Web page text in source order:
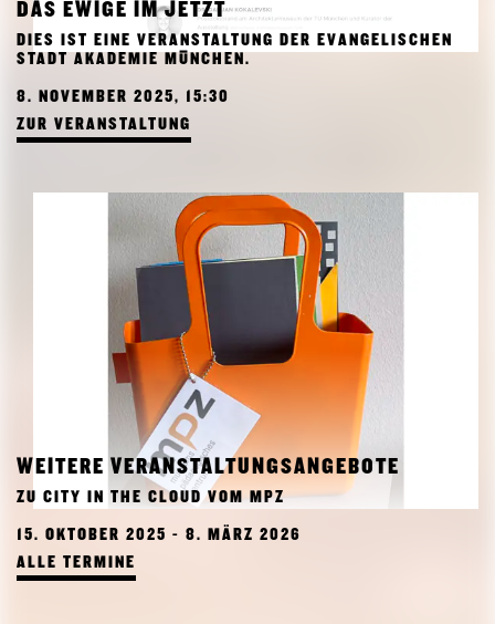
DAS EWIGE IM JETZT
DIES IST EINE VERANSTALTUNG DER EVANGELISCHEN
STADT AKADEMIE MÜNCHEN.
8. NOVEMBER 2025, 15:30
ZUR VERANSTALTUNG
WEITERE VERANSTALTUNGSANGEBOTE
ZU CITY IN THE CLOUD VOM MPZ
15. OKTOBER 2025 - 8. MÄRZ 2026
ALLE TERMINE